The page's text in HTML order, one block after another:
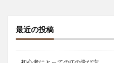
最近の投稿